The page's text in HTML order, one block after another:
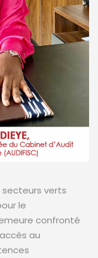
secteurs verts
le
confronté
au